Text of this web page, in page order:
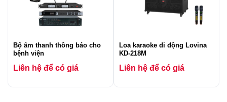
Bộ âm thanh thông báo cho
bệnh viện
Liên hệ để có giá
Loa karaoke di động Lovina
KD-218M
Liên hệ để có giá